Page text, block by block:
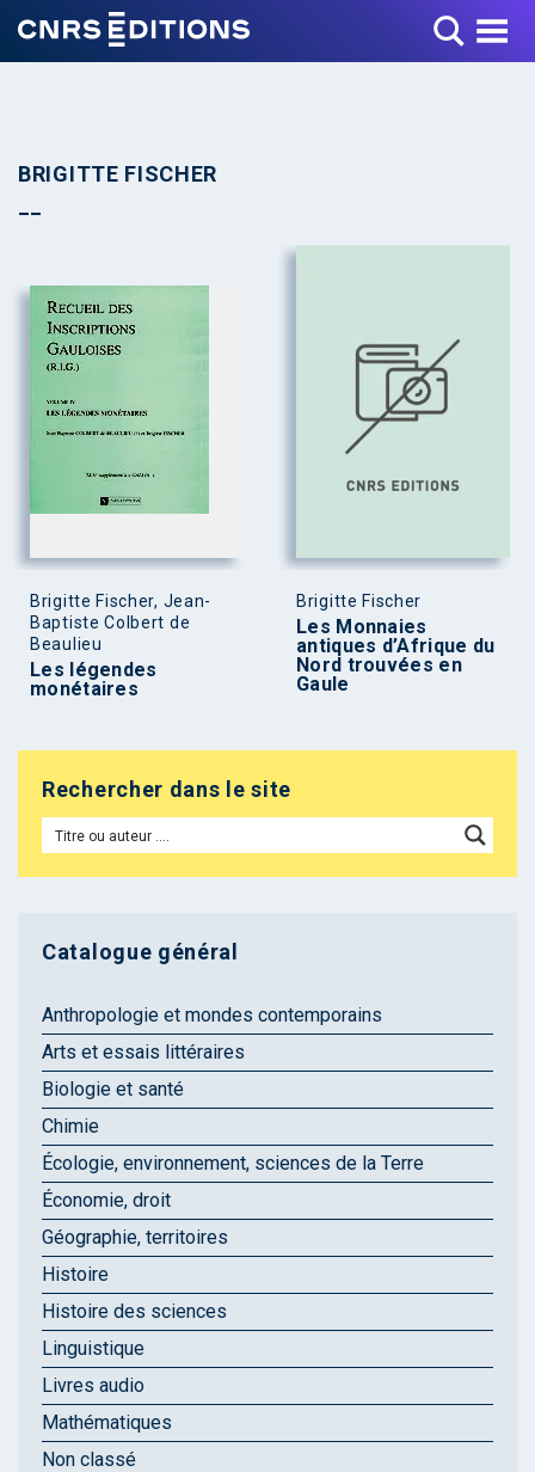
Toggle Menu
BRIGITTE FISCHER
Brigitte Fischer, Jean-
Baptiste Colbert de
Beaulieu
Les légendes
monétaires
Brigitte Fischer
Les Monnaies
antiques d’Afrique du
Nord trouvées en
Gaule
Rechercher dans le site
Catalogue général
Anthropologie et mondes contemporains
Arts et essais littéraires
Biologie et santé
Chimie
Écologie, environnement, sciences de la Terre
Économie, droit
Géographie, territoires
Histoire
Histoire des sciences
Linguistique
Livres audio
Mathématiques
Non classé